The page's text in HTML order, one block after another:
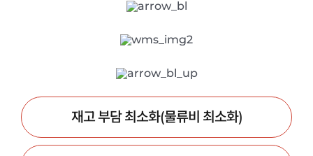
재고 부담 최소화(물류비 최소화)